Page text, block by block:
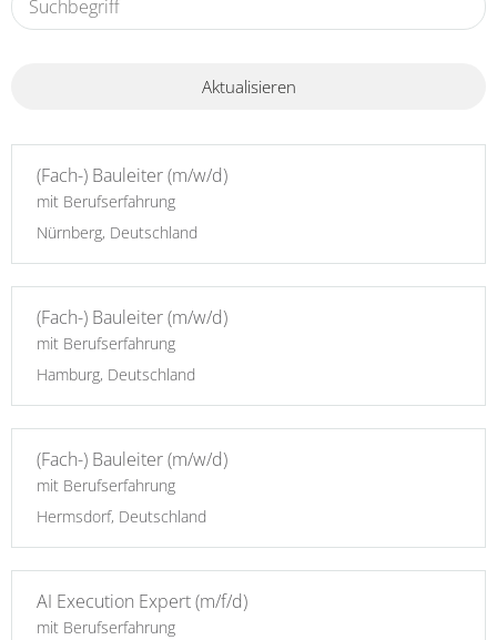
Aktualisieren
(Fach-) Bauleiter (m/w/d)
mit Berufserfahrung
Nürnberg, Deutschland
(Fach-) Bauleiter (m/w/d)
mit Berufserfahrung
Hamburg, Deutschland
(Fach-) Bauleiter (m/w/d)
mit Berufserfahrung
Hermsdorf, Deutschland
AI Execution Expert (m/f/d)
mit Berufserfahrung